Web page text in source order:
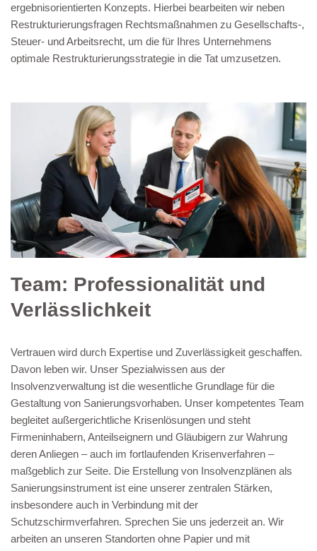
ergebnisorientierten Konzepts. Hierbei bearbeiten wir neben
Restrukturierungsfragen Rechtsmaßnahmen zu Gesellschafts-,
Steuer- und Arbeitsrecht, um die für Ihres Unternehmens
optimale Restrukturierungsstrategie in die Tat umzusetzen.
Team: Professionalität und
Verlässlichkeit
Vertrauen wird durch Expertise und Zuverlässigkeit geschaffen.
Davon leben wir. Unser Spezialwissen aus der
Insolvenzverwaltung ist die wesentliche Grundlage für die
Gestaltung von Sanierungsvorhaben. Unser kompetentes Team
begleitet außergerichtliche Krisenlösungen und steht
Firmeninhabern, Anteilseignern und Gläubigern zur Wahrung
deren Anliegen – auch im fortlaufenden Krisenverfahren –
maßgeblich zur Seite. Die Erstellung von Insolvenzplänen als
Sanierungsinstrument ist eine unserer zentralen Stärken,
insbesondere auch in Verbindung mit der
Schutzschirmverfahren. Sprechen Sie uns jederzeit an. Wir
arbeiten an unseren Standorten ohne Papier und mit